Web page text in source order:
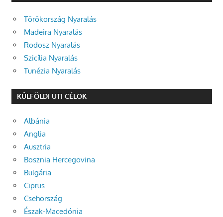
Törökország Nyaralás
Madeira Nyaralás
Rodosz Nyaralás
Szicília Nyaralás
Tunézia Nyaralás
KÜLFÖLDI UTI CÉLOK
Albánia
Anglia
Ausztria
Bosznia Hercegovina
Bulgária
Ciprus
Csehország
Észak-Macedónia